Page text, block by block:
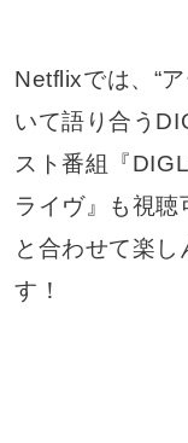
Netflixでは、“
いて語り合う
スト番組『
ライヴ』も視聴
と合わせて楽
す！